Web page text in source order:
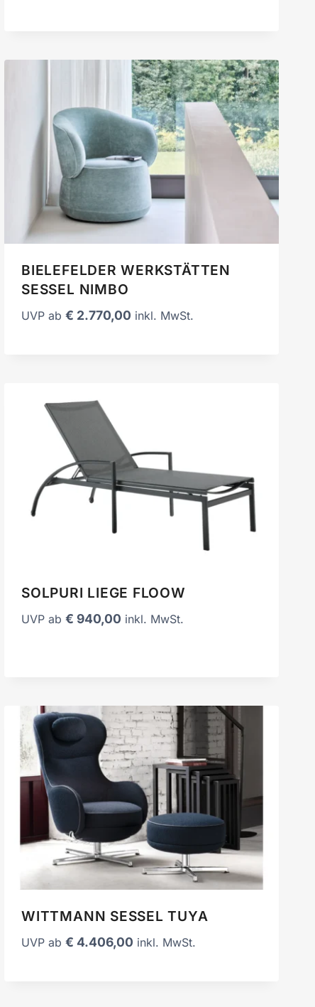
BIELEFELDER WERKSTÄTTEN
SESSEL NIMBO
UVP ab € 2.770,00 inkl. MwSt.
SOLPURI LIEGE FLOOW
UVP ab € 940,00 inkl. MwSt.
WITTMANN SESSEL TUYA
UVP ab € 4.406,00 inkl. MwSt.